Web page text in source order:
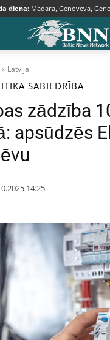
diena: Madara, Genoveva,
Latvija
SABIEDRĪBA
zādzība
apsūdzēs
14:25